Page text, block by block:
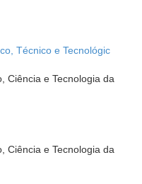
Técnico e Tecnológic
Ciência e Tecnologia da
Ciência e Tecnologia da